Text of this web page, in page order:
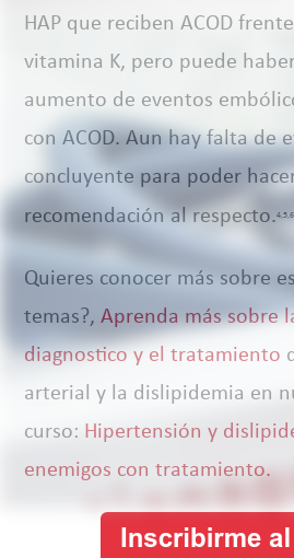
HAP que reciben ACOD
vitamina K, pero puede
aumento de eventos
con ACOD. Aun hay falta de
concluyente para poder
recomendación al respecto.4,5,6
Quieres conocer más sobre
temas?, Aprenda más sobre
diagnostico y el tratamiento
arterial y la dislipidemia en
curso: Hipertensión y
enemigos con tratamiento.